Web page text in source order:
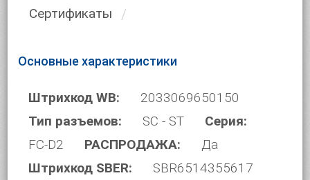
Сертификаты
Основные характеристики
Штрихкод WB:
2033069650150
Тип разъемов:
SC - ST
Серия:
FC-D2
РАСПРОДАЖА:
Да
Штрихкод SBER:
SBR6514355617